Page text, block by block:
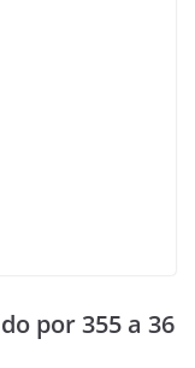
por 355 a 36